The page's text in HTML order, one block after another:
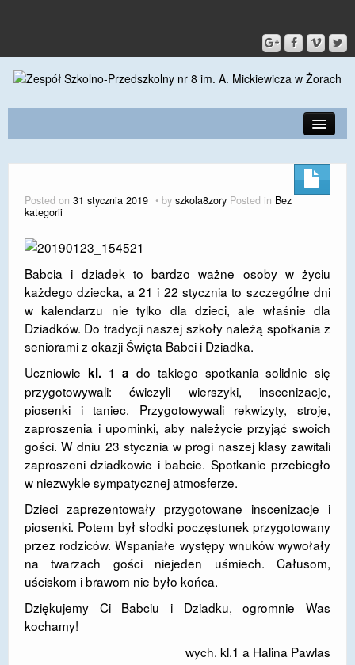
KONTAKT
DLA RODZICÓW I UCZNIÓW
DLA PRACOWNIKÓW
GALERIA
SPORT
DOSTĘPNOŚĆ
POLITYKA PRYWATNOŚCI
RODO
EGZAMIN ÓSMOKLASISTY
STANDARDY OCHRONY MAŁOLETNICH
PROJEKT ,,SZKOŁY Z JAKOŚCIĄ – ROZWÓJ
KSZTAŁCENIA OGÓLNEGO NA TERENIE MIASTA
ŻORY”
REKRUTACJA 2026/2027
mLegitymacja
Posted on 31 stycznia 2019 by szkola8zory Posted in Bez
kategorii
Babcia i dziadek to bardzo ważne osoby w życiu
każdego dziecka, a 21 i 22 stycznia to szczególne dni
w kalendarzu nie tylko dla dzieci, ale właśnie dla
Dziadków. Do tradycji naszej szkoły należą spotkania z
seniorami z okazji Święta Babci i Dziadka.
Uczniowie kl. 1 a do takiego spotkania solidnie się
przygotowywali: ćwiczyli wierszyki, inscenizacje,
piosenki i taniec. Przygotowywali rekwizyty, stroje,
zaproszenia i upominki, aby należycie przyjąć swoich
gości. W dniu 23 stycznia w progi naszej klasy zawitali
zaproszeni dziadkowie i babcie. Spotkanie przebiegło
w niezwykle sympatycznej atmosferze.
Dzieci zaprezentowały przygotowane inscenizacje i
piosenki. Potem był słodki poczęstunek przygotowany
przez rodziców. Wspaniałe występy wnuków wywołały
na twarzach gości niejeden uśmiech. Całusom,
uściskom i brawom nie było końca.
Dziękujemy Ci Babciu i Dziadku, ogromnie Was
kochamy!
wych. kl.1 a Halina Pawlas